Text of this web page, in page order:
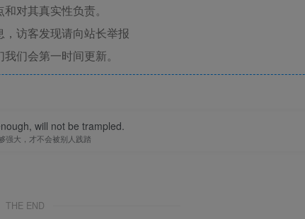
对其真实性负责。
访客发现请向站长举报
们会第一时间更新。
will not be trampled.
强大，才不会被别人践踏
THE END